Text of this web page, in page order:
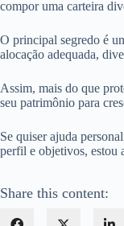
compor uma carteira
O principal segredo é
alocação adequada,
Assim, mais do que
seu patrimônio para
Se quiser ajuda
perfil e objetivos, estou
Share this content: